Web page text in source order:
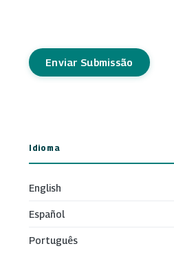
Enviar Submissão
Idioma
English
Español
Português